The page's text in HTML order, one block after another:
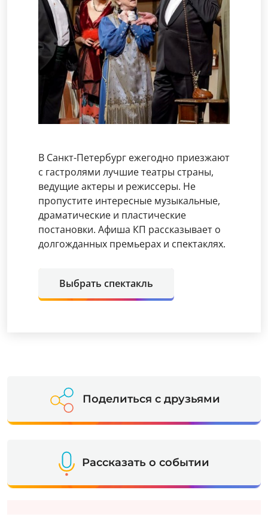
В Санкт-Петербург ежегодно приезжают
с гастролями лучшие театры страны,
ведущие актеры и режиссеры. Не
пропустите интересные музыкальные,
драматические и пластические
постановки. Афиша КП рассказывает о
долгожданных премьерах и спектаклях.
Выбрать спектакль
Поделиться с друзьями
Рассказать о событии